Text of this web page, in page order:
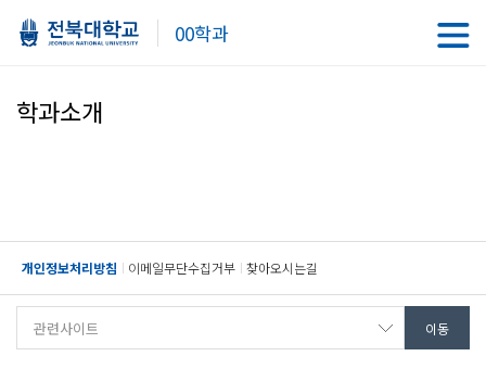
00학과
학과소개
개인정보처리방침 이메일무단수집거부 찾아오시는길